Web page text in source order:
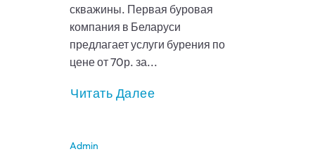
скважины. Первая буровая
компания в Беларуси
предлагает услуги бурения по
цене от 70р. за...
Читать Далее
Admin